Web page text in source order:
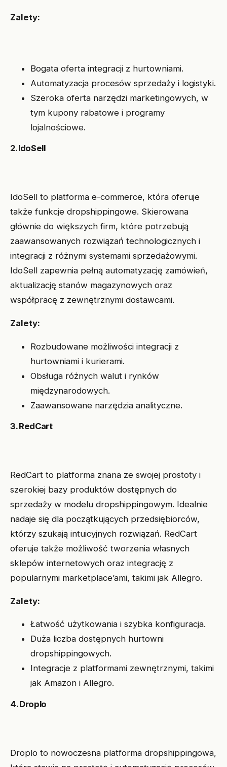
Zalety:
Bogata oferta integracji z hurtowniami.
Automatyzacja procesów sprzedaży i logistyki.
Szeroka oferta narzędzi marketingowych, w
tym kupony rabatowe i programy
lojalnościowe.
2. IdoSell
IdoSell to platforma e-commerce, która oferuje
także funkcje dropshippingowe. Skierowana
głównie do większych firm, które potrzebują
zaawansowanych rozwiązań technologicznych i
integracji z różnymi systemami sprzedażowymi.
IdoSell zapewnia pełną automatyzację zamówień,
aktualizację stanów magazynowych oraz
współpracę z zewnętrznymi dostawcami.
Zalety:
Rozbudowane możliwości integracji z
hurtowniami i kurierami.
Obsługa różnych walut i rynków
międzynarodowych.
Zaawansowane narzędzia analityczne.
3. RedCart
RedCart to platforma znana ze swojej prostoty i
szerokiej bazy produktów dostępnych do
sprzedaży w modelu dropshippingowym. Idealnie
nadaje się dla początkujących przedsiębiorców,
którzy szukają intuicyjnych rozwiązań. RedCart
oferuje także możliwość tworzenia własnych
sklepów internetowych oraz integrację z
popularnymi marketplace’ami, takimi jak Allegro.
Zalety:
Łatwość użytkowania i szybka konfiguracja.
Duża liczba dostępnych hurtowni
dropshippingowych.
Integracje z platformami zewnętrznymi, takimi
jak Amazon i Allegro.
4. Droplo
Droplo to nowoczesna platforma dropshippingowa,